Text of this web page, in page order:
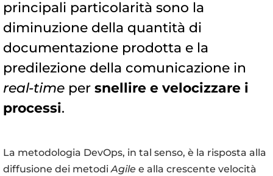
principali particolarità sono la
diminuzione della quantità di
documentazione prodotta e la
predilezione della comunicazione in
real-time per snellire e velocizzare i
processi.
La metodologia DevOps, in tal senso, è la risposta alla
diffusione dei metodiAgile e alla crescente velocità